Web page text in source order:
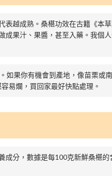
表越成熟。桑椹功效在古籍《本
成果汁、果醬，甚至入藥。我個
如果你有機會到產地，像苗栗或
易爛，買回家最好快點處理。
成分，數據是每100克新鮮桑椹的